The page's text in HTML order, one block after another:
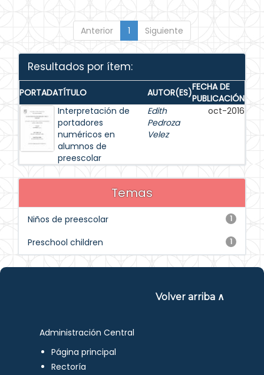
Anterior 1 Siguiente
Resultados por ítem:
PORTADATÍTULO AUTOR(ES)FECHA DE
PUBLICACIÓN
Interpretación de
portadores
numéricos en
alumnos de
preescolar
Edith
Pedroza
Velez
oct-2016
Temas
1
Niños de preescolar
1
Preschool children
Volver arriba ∧
Administración Central
Página principal
Rectoría